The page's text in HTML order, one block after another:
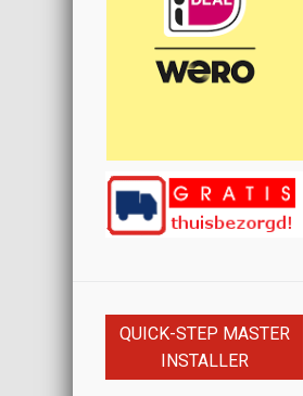
QUICK-STEP MASTER
INSTALLER